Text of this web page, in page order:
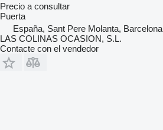
Precio a consultar
Puerta
España, Sant Pere Molanta, Barcelona
LAS COLINAS OCASION, S.L.
Contacte con el vendedor